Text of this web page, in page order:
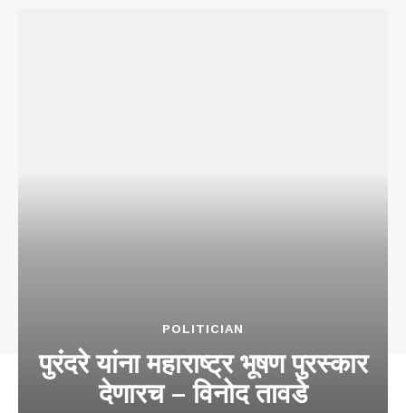
POLITICIAN
पुरंदरे यांना महाराष्ट्र भूषण पुरस्कार
देणारच – विनोद तावडे